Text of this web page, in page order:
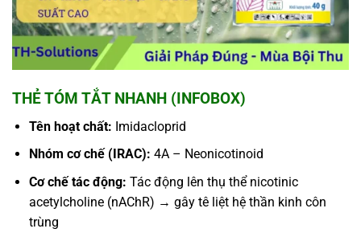
THẺ TÓM TẮT NHANH (INFOBOX)
Tên hoạt chất: Imidacloprid
Nhóm cơ chế (IRAC): 4A – Neonicotinoid
Cơ chế tác động: Tác động lên thụ thể nicotinic
acetylcholine (nAChR) → gây tê liệt hệ thần kinh côn
trùng